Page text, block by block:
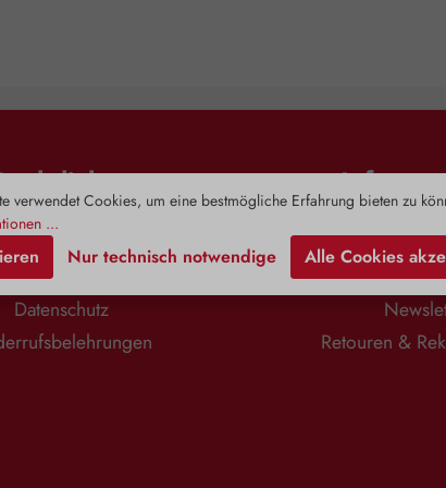
Impressum
AGB
Datenschutz
Zahlung &
Retouren &
verwendet Cookies, um eine bestmögliche Erfahrung bieten zu
...
Nur technisch notwendige Alle Cookies